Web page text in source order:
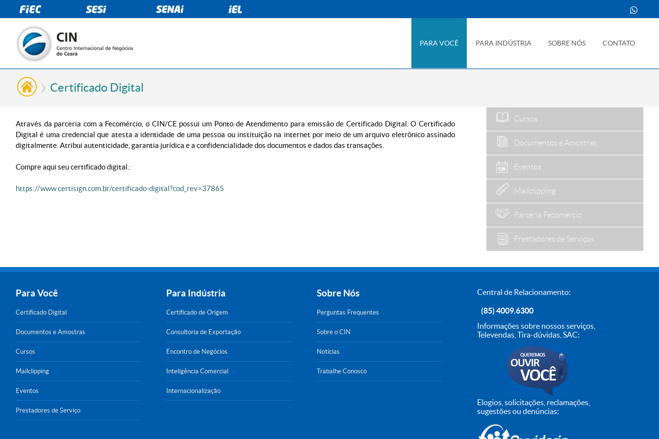
PARA VOCÊ PARA INDÚSTRIA SOBRE NÓS CONTATO
Certificado Digital
Através da parceria com a Fecomércio, o CIN/CE possui um Ponto de Atendimento para emissão de Certificado Digital. O Certificado
Digital é uma credencial que atesta a identidade de uma pessoa ou instituição na internet por meio de um arquivo eletrônico assinado
digitalmente. Atribui autenticidade, garantia jurídica e a confidencialidade dos documentos e dados das transações.
Compre aqui seu certificado digital.:
https://www.certisign.com.br/certificado-digital?cod_rev=37865
Cursos
Documentos e Amostras
Eventos
Mailclipping
Parceria Fecomércio
Prestadores de Serviços
Para Você
Certificado Digital
Documentos e Amostras
Cursos
Mailclipping
Eventos
Prestadores de Serviço
Para Indústria
Certificado de Origem
Consultoria de Exportação
Encontro de Negócios
Inteligência Comercial
Internacionalização
Sobre Nós
Perguntas Frequentes
Sobre o CIN
Notícias
Trabalhe Conosco
Central de Relacionamento:
(85) 4009.6300
Informações sobre nossos serviços,
Televendas, Tira-dúvidas, SAC:
Elogios, solicitações, reclamações,
sugestões ou denúncias: